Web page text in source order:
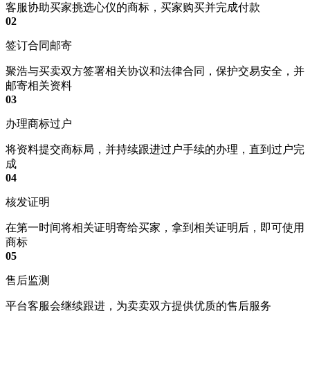
客服协助买家挑选心仪的商标，买家购买并完成付款
02
签订合同邮寄
聚浩与买卖双方签署相关协议和法律合同，保护交易安全，并
邮寄相关资料
03
办理商标过户
将资料提交商标局，并持续跟进过户手续的办理，直到过户完
成
04
核发证明
在第一时间将相关证明寄给买家，拿到相关证明后，即可使用
商标
05
售后监测
平台客服会继续跟进，为卖卖双方提供优质的售后服务